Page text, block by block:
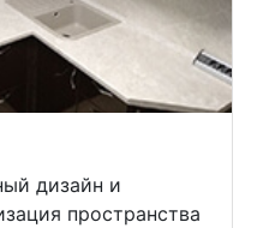
дизайн и
пространства